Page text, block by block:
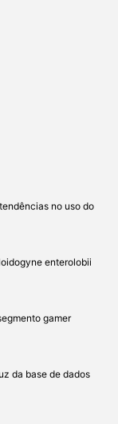
no uso do
enterolobii
gamer
da base de dados